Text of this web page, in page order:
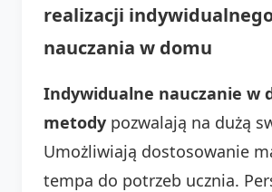
realizacji
nauczania w domu
Indywidualne nauczanie w
metody pozwalają na dużą
Umożliwiają dostosowanie
tempa do potrzeb ucznia.